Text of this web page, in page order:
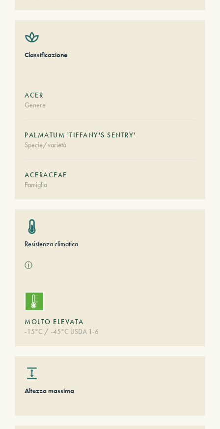
Classificazione
ACER
Genere
PALMATUM 'TIFFANY'S SENTRY'
Specie/varietà
ACERACEAE
Famiglia
Resistenza climatica
ⓘ
MOLTO ELEVATA
-15°C / -45°C USDA 1-6
Altezza massima